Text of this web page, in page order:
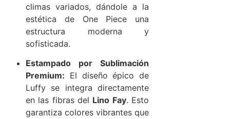
climas variados, dándole a la
estética de One Piece una
estructura moderna y
sofisticada.
Estampado por Sublimación
Premium: El diseño épico de
Luffy se integra directamente
en las fibras del Lino Fay. Esto
garantiza colores vibrantes que